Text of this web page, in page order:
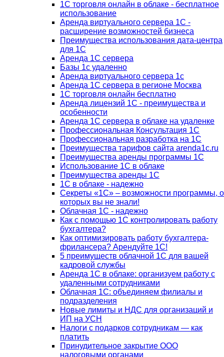
1С торговля онлайн в облаке - бесплатное
использование
Аренда виртуального сервера 1С -
расширение возможностей бизнеса
Преимущества использования дата-центра
для 1С
Аренда 1С сервера
Базы 1с удаленно
Аренда виртуального сервера 1с
Аренда 1С сервера в регионе Москва
1С торговля онлайн бесплатно
Аренда лицензий 1С - преимущества и
особенности
Аренда 1С сервера в облаке на удаленке
Профессиональная Консультация 1С
Профессиональная разработка на 1С
Преимущества тарифов сайта arenda1c.ru
Преимущества аренды программы 1С
Использование 1С в облаке
Преимущества аренды 1С
1С в облаке - надежно
Секреты «1С» – возможности программы, о
которых вы не знали!
Облачная 1С - надежно
Как с помощью 1С контролировать работу
бухгалтера?
Как оптимизировать работу бухгалтера-
фрилансера? Арендуйте 1С!
5 преимуществ облачной 1С для вашей
кадровой службы
Аренда 1С в облаке: организуем работу с
удаленными сотрудниками
Облачная 1С: объединяем филиалы и
подразделения
Новые лимиты и НДС для организаций и
ИП на УСН
Налоги с подарков сотрудникам — как
платить
Принудительное закрытие ООО
налоговыми органами